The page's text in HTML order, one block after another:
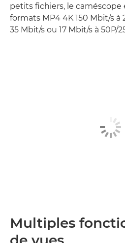
petits fichiers, le caméscope
formats MP4 4K 150 Mbit/s à
35 Mbit/s ou 17 Mbit/s à 50P/
Multiples